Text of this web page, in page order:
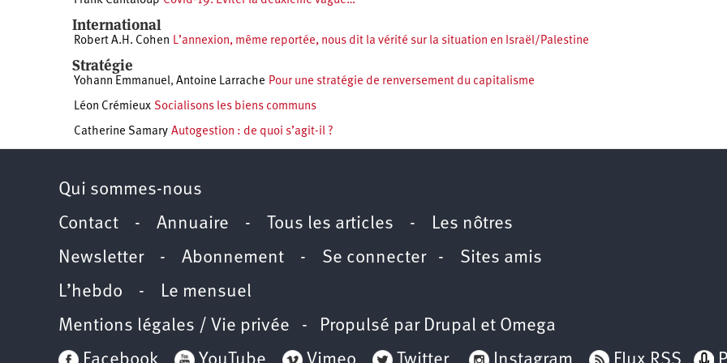
International
Robert A.H. Cohen L’annexion, même reportée, nous dit la vérité sur la situation en Israël/Palestine
Stratégie
Yohann Emmanuel, Antoine Larrache Pour une stratégie de renversement du capitalisme
Léon Crémieux Socialisons les biens communs
Catherine Samary Autogestion : de quoi s’agit-il ?
Qui sommes-nous
Contact - Annuaire - Tous les articles - Les nôtres
Newsletter- Abonnement - Se connecter- Sites amis
L’hebdo - Le mensuel
Mentions légales / Vie privée - Propulsé par Drupal et Omega